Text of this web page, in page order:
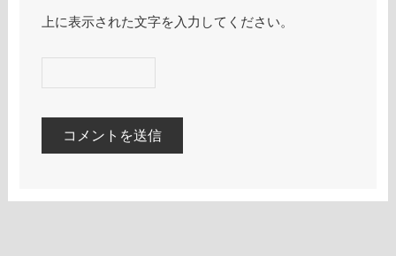
上に表示された文字を入力してください。